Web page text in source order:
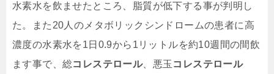
水素水を飲ませたところ、脂質が低下する事が判明し
た。また20人のメタボリックシンドロームの患者に高
濃度の水素水を1日0.9から1リットルを約10週間の間飲
ます事で、総コレステロール、悪玉 コレステロール